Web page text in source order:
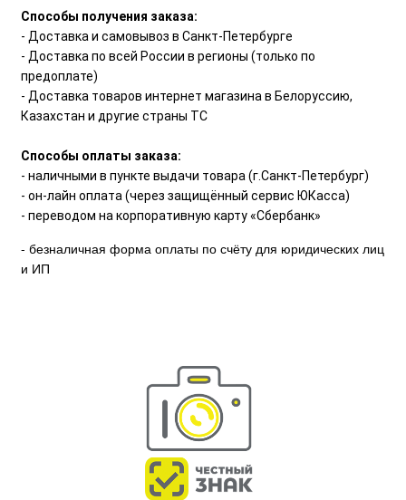
Способы получения заказа:
- Доставка и самовывоз в Санкт-Петербурге
- Доставка по всей России в регионы (только по
предоплате)
- Доставка товаров интернет магазина в Белоруссию,
Казахстан и другие страны ТС
Способы оплаты заказа:
- наличными в пункте выдачи товара (г.Санкт-Петербург)
- он-лайн оплата (через защищённый сервис ЮКасса)
- переводом на корпоративную карту «Сбербанк»
- безналичная форма оплаты по счёту для юридических лиц
и ИП